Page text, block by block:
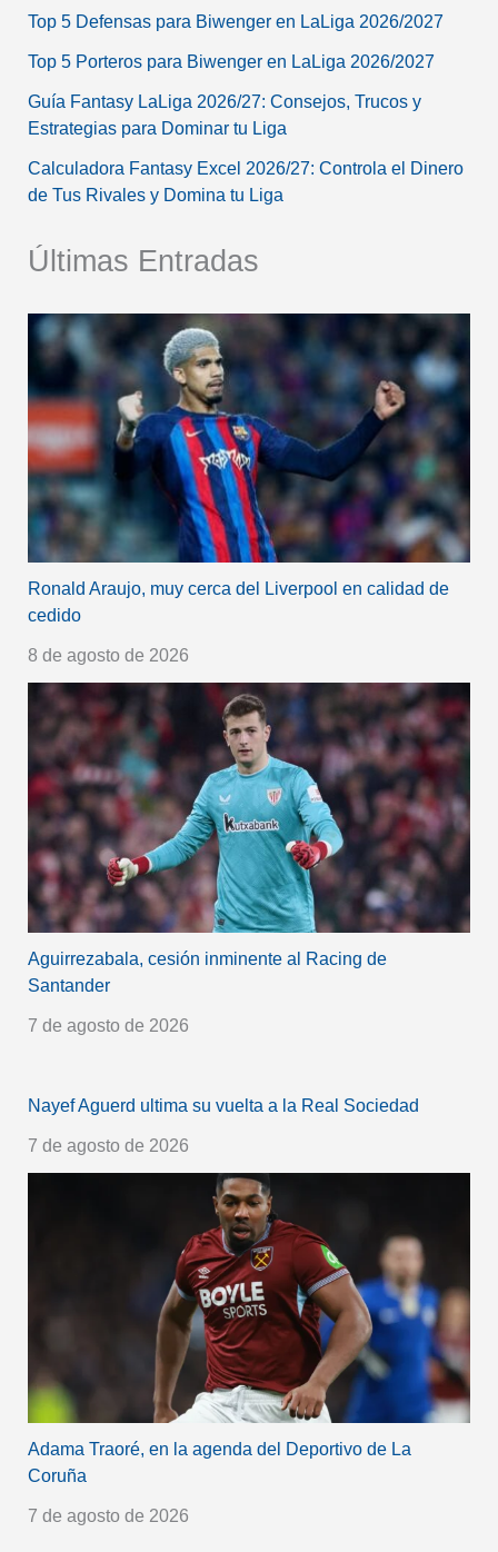
Top 5 Defensas para Biwenger en LaLiga 2026/2027
Top 5 Porteros para Biwenger en LaLiga 2026/2027
Guía Fantasy LaLiga 2026/27: Consejos, Trucos y
Estrategias para Dominar tu Liga
Calculadora Fantasy Excel 2026/27: Controla el Dinero
de Tus Rivales y Domina tu Liga
Últimas Entradas
Ronald Araujo, muy cerca del Liverpool en calidad de
cedido
8 de agosto de 2026
Aguirrezabala, cesión inminente al Racing de
Santander
7 de agosto de 2026
Nayef Aguerd ultima su vuelta a la Real Sociedad
7 de agosto de 2026
Adama Traoré, en la agenda del Deportivo de La
Coruña
7 de agosto de 2026